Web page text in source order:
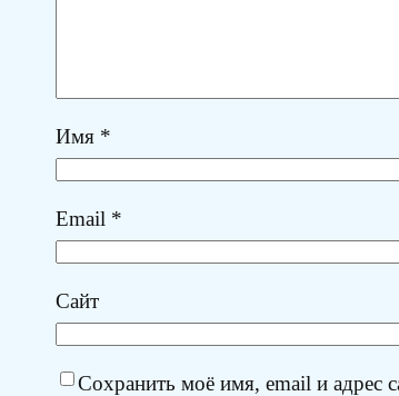
Имя *
Email *
Сайт
Сохранить моё имя, email и адрес